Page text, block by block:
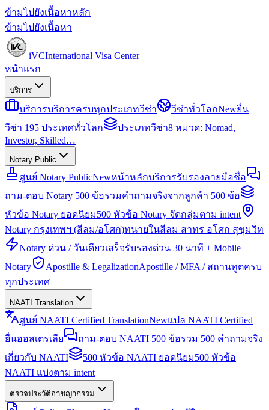
ข้ามไปยังเนื้อหาหลัก
ข้ามไปยังเนื้อหา
iVCInternational Visa Center
หน้าแรก
บริการ
บริการบริการครบทุกประเภทวีซ่า วีซ่าทั่วโลกNewยื่น
วีซ่า 195 ประเทศทั่วโลก
ประเภทวีซ่า8 หมวด: Nomad,
Investor, Skilled…
Notary Public
ศูนย์ Notary PublicNewหน้าหลักบริการรับรองลายมือชื่อ
ถาม-ตอบ Notary 500 ข้อรวมคำถามจริงจากลูกค้า 500 ข้อ
หัวข้อ Notary ยอดนิยม500 หัวข้อ Notary จัดกลุ่มตาม intent
Notary กรุงเทพฯ (สีลม/อโศก)ทนายในสีลม สาทร อโศก สุขุมวิท
Notary ด่วน / วันเดียวเสร็จรับรองด่วน 30 นาที + Mobile
Notary
Apostille & LegalizationApostille / MFA / สถานทูตครบ
ทุกประเทศ
NAATI Translation
ศูนย์ NAATI Certified TranslationNewแปล NAATI Certified
ยื่นออสเตรเลีย
ถาม-ตอบ NAATI 500 ข้อรวม 500 คำถามจริง
เกี่ยวกับ NAATI
500 หัวข้อ NAATI ยอดนิยม500 หัวข้อ
NAATI แบ่งตาม intent
ตรวจประวัติอาชญากรรม